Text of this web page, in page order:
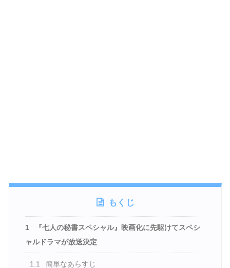
もくじ
1
『七人の秘書スペシャル』映画化に先駆けてスペシ
ャルドラマが放送決定
1.1 簡単なあらすじ